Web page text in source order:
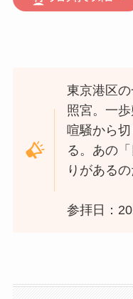
東京港区
照宮。一
喧騒から
る。あの
りがある
参拝日：